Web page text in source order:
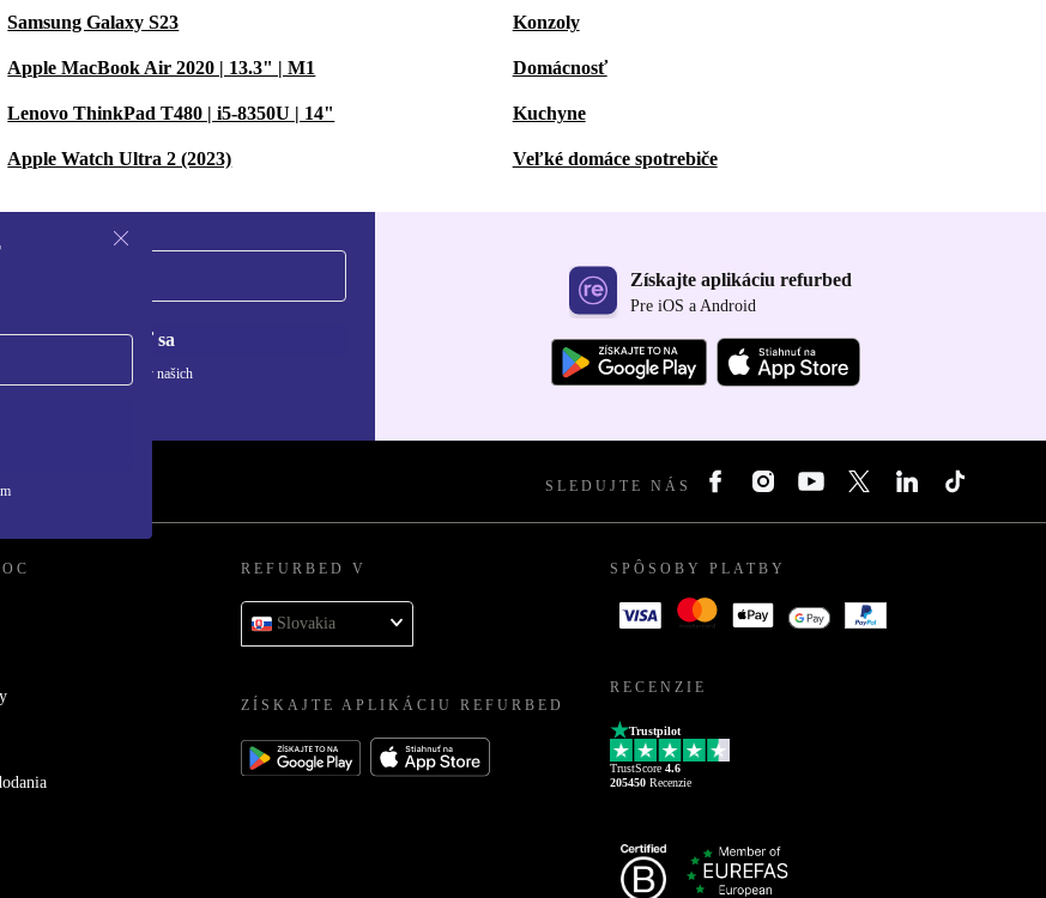
Samsung Galaxy S23
Apple MacBook Air 2020 | 13.3" | M1
Lenovo ThinkPad T480 | i5-8350U | 14"
Apple Watch Ultra 2 (2023)
Konzoly
Domácnosť
Kuchyne
Veľké domáce spotrebiče
Zaregistrovať sa
osobných údajov nájdete v našich
Získajte aplikáciu refurbed
Pre iOS a Android
SLEDUJTE NÁS
REFURBED V
Slovakia
ZÍSKAJTE APLIKÁCIU REFURBED
SPÔSOBY PLATBY
RECENZIE
Trustpilot
TrustScore 4.6
205450 Recenzie